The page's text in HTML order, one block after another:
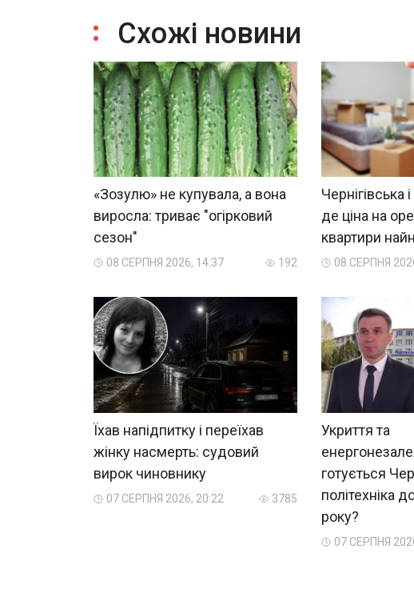
Схожі новини
«Зозулю» не купувала, а вона
виросла: триває "огірковий
сезон"
08 СЕРПНЯ 2026, 14:37 192
Чернігівська
де ціна на
квартири
08 СЕРПНЯ
Їхав напідпитку і переїхав
жінку насмерть: судовий
вирок чиновнику
07 СЕРПНЯ 2026, 20:22 3785
Укриття та
готується
політехніка
року?
07 СЕРПНЯ